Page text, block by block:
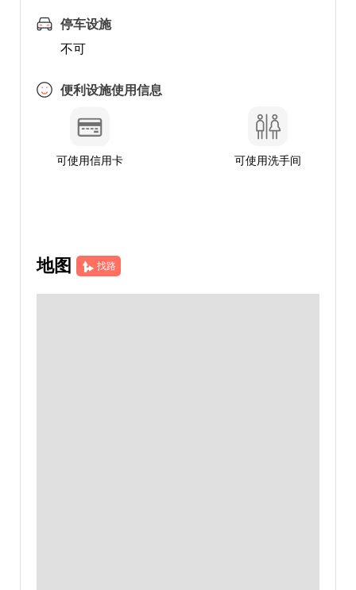
停车设施
不可
便利设施使用信息
可使用信用卡 可使用洗手间
地图 找路